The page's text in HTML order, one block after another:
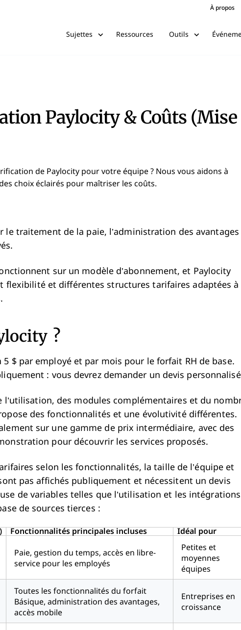
À propos
Sujettes Ressources Outils
Paylocity & Coûts (Mise
de Paylocity pour votre équipe ? Nous vous aidons à
choix éclairés pour maîtriser les coûts.
le traitement de la paie, l’administration des avantages
sur un modèle d’abonnement, et Paylocity
flexibilité et différentes structures tarifaires adaptées à
?
5 $ par employé et par mois pour le forfait RH de base.
: vous devrez demander un devis
l’utilisation, des modules complémentaires et du
des fonctionnalités et une évolutivité différentes.
sur une gamme de prix intermédiaire, avec des
pour découvrir les services proposés.
selon les fonctionnalités, la taille de l’équipe et
pas affichés publiquement et nécessitent un devis
de variables telles que l’utilisation et les
de sources tierces :
Fonctionnalités principales incluses Idéal pour
Paie, gestion du temps, accès en libre-
service pour les employés
Petites et
moyennes
équipes
Toutes les fonctionnalités du forfait
Básique, administration des avantages,
accès mobile
Entreprises en
croissance